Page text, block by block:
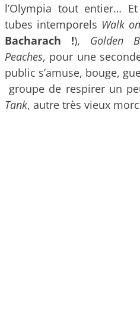
l’Olympia tout entier…
tubes intemporels Walk
Bacharach !), Golden
Peaches, pour une
public s’amuse, bouge,
groupe de respirer un
Tank, autre très vieux